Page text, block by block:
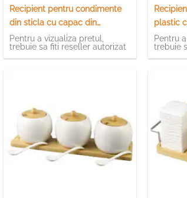
Recipient pentru condimente
din sticla cu capac din
bambus 8 x 15.5 cm
Pentru a vizualiza pretul,
trebuie sa fiti reseller autorizat
plastic
Pentru
trebuie